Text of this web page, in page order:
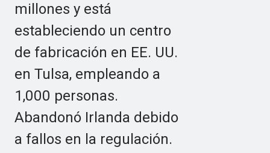
millones y está
estableciendo un centro
de fabricación en EE. UU.
en Tulsa, empleando a
1,000 personas.
Abandonó Irlanda debido
a fallos en la regulación.